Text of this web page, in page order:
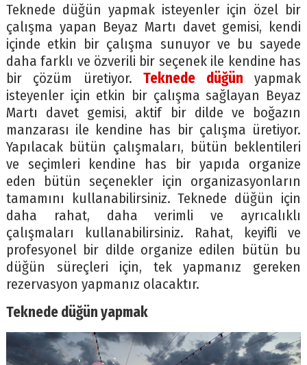
Teknede düğün yapmak isteyenler için özel bir
çalışma yapan Beyaz Martı davet gemisi, kendi
içinde etkin bir çalışma sunuyor ve bu sayede
daha farklı ve özverili bir seçenek ile kendine has
bir çözüm üretiyor.Teknede düğün yapmak
isteyenler için etkin bir çalışma sağlayan Beyaz
Martı davet gemisi, aktif bir dilde ve boğazın
manzarası ile kendine has bir çalışma üretiyor.
Yapılacak bütün çalışmaları, bütün beklentileri
ve seçimleri kendine has bir yapıda organize
eden bütün seçenekler için organizasyonların
tamamını kullanabilirsiniz. Teknede düğün için
daha rahat, daha verimli ve ayrıcalıklı
çalışmaları kullanabilirsiniz. Rahat, keyifli ve
profesyonel bir dilde organize edilen bütün bu
düğün süreçleri için, tek yapmanız gereken
rezervasyon yapmanız olacaktır.
Teknede düğün yapmak